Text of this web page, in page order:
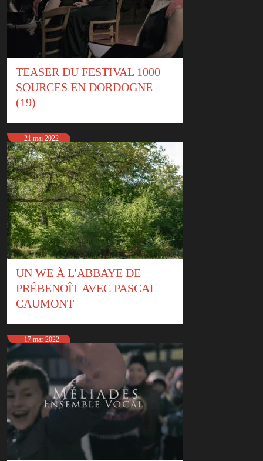
TEASER DU FESTIVAL 1000
SOURCES EN DORDOGNE
(19)
21 mai 2022
UN WE À L'ABBAYE DE
PRÉBENOÎT AVEC PASCAL
CAUMONT
17 mar 2022